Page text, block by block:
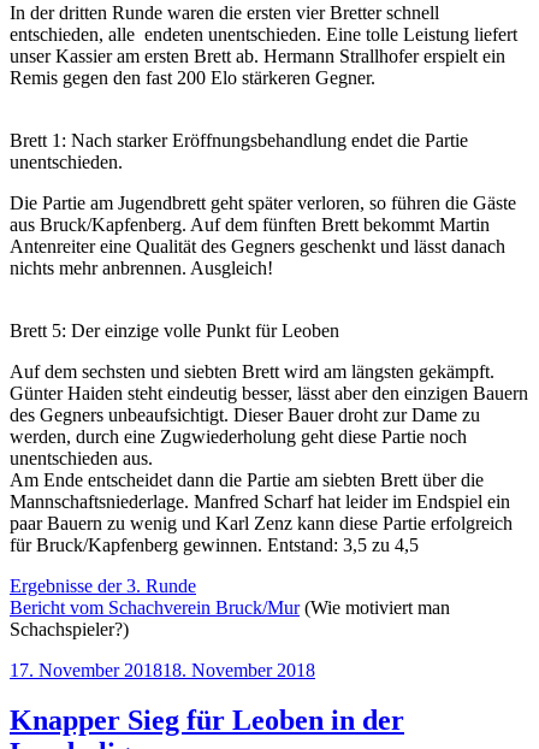
In der dritten Runde waren die ersten vier Bretter schnell
entschieden, alle endeten unentschieden. Eine tolle Leistung liefert
unser Kassier am ersten Brett ab. Hermann Strallhofer erspielt ein
Remis gegen den fast 200 Elo stärkeren Gegner.
Brett 1: Nach starker Eröffnungsbehandlung endet die Partie
unentschieden.
Die Partie am Jugendbrett geht später verloren, so führen die Gäste
aus Bruck/Kapfenberg. Auf dem fünften Brett bekommt Martin
Antenreiter eine Qualität des Gegners geschenkt und lässt danach
nichts mehr anbrennen. Ausgleich!
Brett 5: Der einzige volle Punkt für Leoben
Auf dem sechsten und siebten Brett wird am längsten gekämpft.
Günter Haiden steht eindeutig besser, lässt aber den einzigen Bauern
des Gegners unbeaufsichtigt. Dieser Bauer droht zur Dame zu
werden, durch eine Zugwiederholung geht diese Partie noch
unentschieden aus.
Am Ende entscheidet dann die Partie am siebten Brett über die
Mannschaftsniederlage. Manfred Scharf hat leider im Endspiel ein
paar Bauern zu wenig und Karl Zenz kann diese Partie erfolgreich
für Bruck/Kapfenberg gewinnen. Entstand: 3,5 zu 4,5
Ergebnisse der 3. Runde
Bericht vom Schachverein Bruck/Mur(Wie motiviert man
Schachspieler?)
Veröffentlicht
17. November 201818. November 2018
Knapper Sieg für Leoben in der